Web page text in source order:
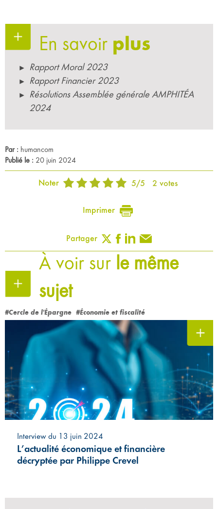
En savoir plus
Rapport Moral 2023
Rapport Financier 2023
Résolutions Assemblée générale AMPHITÉA
2024
Par : humancom
Publié le : 20 juin 2024
Noter 5/5 2 votes
Imprimer
Partager
À voir sur le même
sujet
#Cercle de l'Épargne #Économie et fiscalité
Interview du 13 juin 2024
L’actualité économique et financière
décryptée par Philippe Crevel